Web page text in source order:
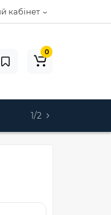
кабінет
0
1/2